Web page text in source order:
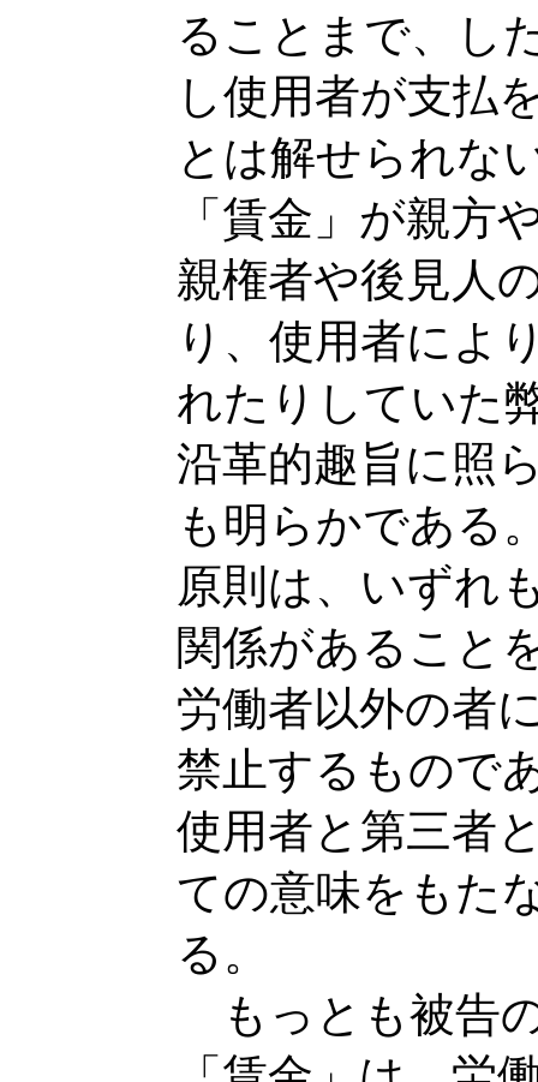
ることまで、し
し使用者が支払
とは解せられな
「賃金」が親方
親権者や後見人
り、使用者によ
れたりしていた
沿革的趣旨に照
も明らかである
原則は、いずれ
関係があること
労働者以外の者
禁止するもので
使用者と第三者
ての意味をもた
る。
もっとも被告